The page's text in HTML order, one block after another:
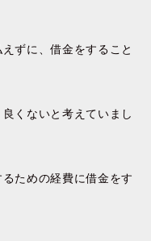
ずに、借金をすること
くないと考えていまし
ための経費に借金をす